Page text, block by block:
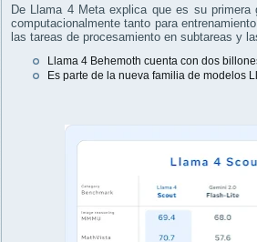
De Llama 4 Meta explica que es su primera
computacionalmente tanto para
las tareas de procesamiento en subtareas y
Llama 4 Behemoth cuenta con dos
Es parte de la nueva familia de modelos